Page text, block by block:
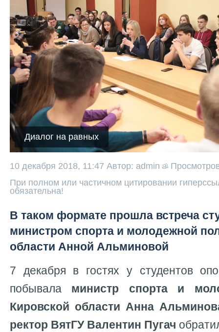
Диалог на равных
10 декабря 2018, 11:47 Автор: admin
При полном или частичном цитировании
обязательна!
В таком формате прошла встреча
министром спорта и молодежной
области Анной Альминовой
7 декабря в гостях у студентов
побывала министр спорта и
Кировской области Анна
ректор ВятГУ Валентин Пугач